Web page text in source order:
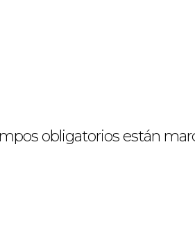
obligatorios están